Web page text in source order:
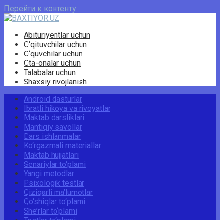
Перейти к контенту
Abituriyentlar uchun
O‘qituvchilar uchun
O‘quvchilar uchun
Ota-onalar uchun
Talabalar uchun
Shaxsiy rivojlanish
Android dasturlar
Ibratli hikoya va rivoyatlar
Maktab darsliklari
Mantiqiy savollar
Dars ishlanmalar
Ko‘rgazmali materiallar
Maktab hujjatlari
Senariylar to‘plami
Yangi metodlar
Psixologik testlar
Qiziqarli ma’lumotlar
Qo‘shiqlar to‘plami
She’rlar to‘plami